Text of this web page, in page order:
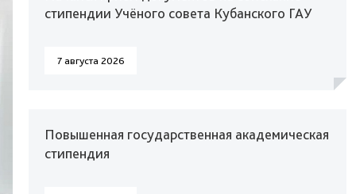
стипендии Учёного совета Кубанского ГАУ
7 августа 2026
Повышенная государственная академическая
стипендия